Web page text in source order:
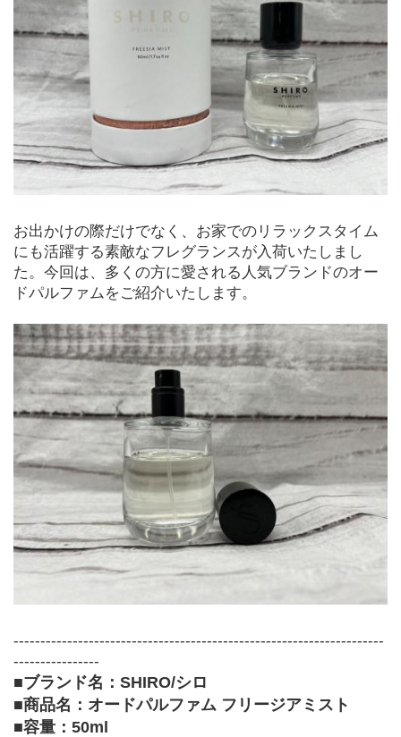
お出かけの際だけでなく、お家でのリラックスタイム
にも活躍する素敵なフレグランスが入荷いたしまし
た。今回は、多くの方に愛される人気ブランドのオー
ドパルファムをご紹介いたします。
---------------------------------------------------------------------
----------------
■ブランド名：SHIRO/シロ
■商品名：オードパルファム フリージアミスト
■容量：50ml